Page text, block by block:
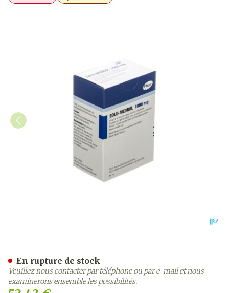
En rupture de stock
Veuillez nous contacter par téléphone ou par e-mail et nous
examinerons ensemble les possibilités.